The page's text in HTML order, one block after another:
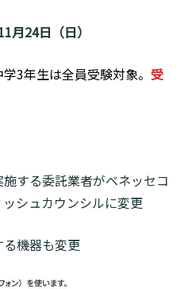
月24日（日）
学3年生は全員受験対象。受
する委託業者がベネッセコ
シュカウンシルに変更
機器も変更